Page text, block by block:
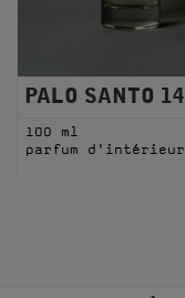
PALO SANTO 14
100 ml
parfum d'intérieur